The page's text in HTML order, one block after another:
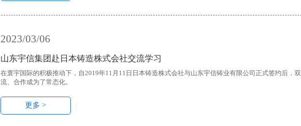
2023/03/06
山东宇信集团赴日本铸造株式会社交流学习
在寰宇国际的积极推动下，自2019年11月11日日本铸造株式会社与山东宇信铸业有限公司正式签约后，
流、合作成为了常态化。
更多 >